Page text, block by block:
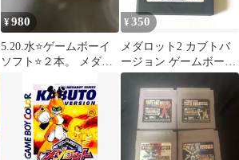
¥980
5.20.水⭐️ゲームボーイ
ソフト⭐️２本。 メダロ
¥ 350
メダロット2 カブトバ
ージョン ゲームボーイ
カラー 12g